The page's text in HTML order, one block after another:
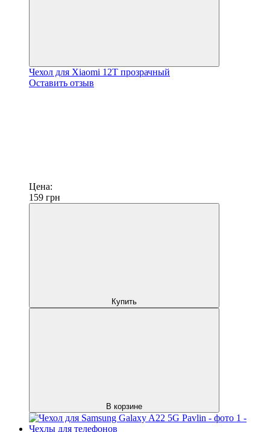
Чехол для Xiaomi 12T прозрачный
Оставить отзыв
Цена:
159 грн
Купить
В корзине